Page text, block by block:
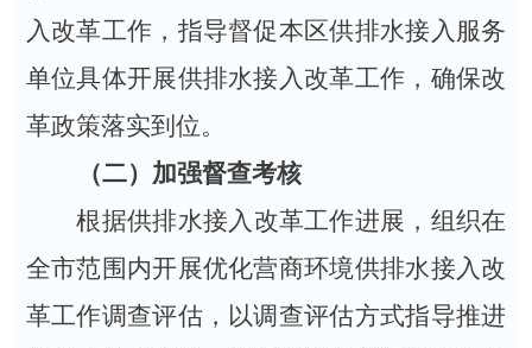
入改革工作，指导督促本区供排水接入服务
单位具体开展供排水接入改革工作，确保改
革政策落实到位。
（二）加强督查考核
根据供排水接入改革工作进展，组织在
全市范围内开展优化营商环境供排水接入改
革工作调查评估，以调查评估方式指导推进